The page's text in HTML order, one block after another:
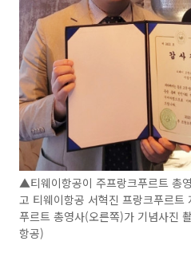
▲티웨이항공이 주프랑크푸르트 총
고 티웨이항공 서혁진 프랑크푸르트
푸르트 총영사(오른쪽)가 기념사진
항공)